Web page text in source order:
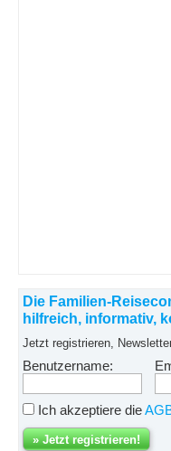
Die Familien-
hilfreich, informativ,
Jetzt registrieren,
Benutzername:
Ich akzeptiere die